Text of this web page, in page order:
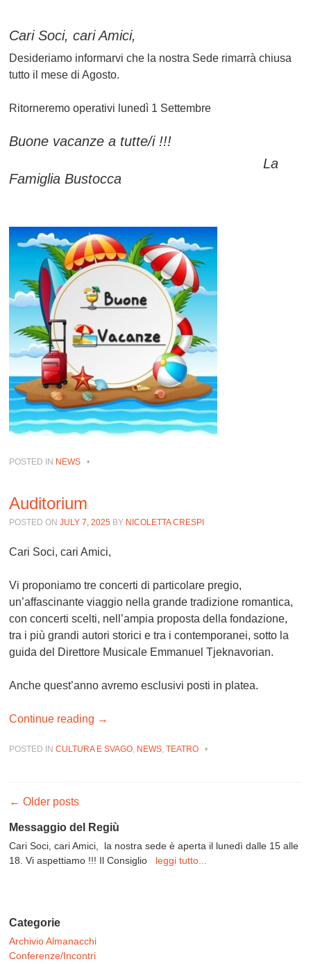
Cari Soci, cari Amici,
Desideriamo informarvi che la nostra Sede rimarrà chiusa
tutto il mese di Agosto.
Ritorneremo operativi lunedì 1 Settembre
Buone vacanze a tutte/i !!!
La
Famiglia Bustocca
POSTED IN NEWS •
Auditorium
POSTED ONJULY 7, 2025 BY NICOLETTA CRESPI
Cari Soci, cari Amici,
Vi proponiamo tre concerti di particolare pregio,
un’affascinante viaggio nella grande tradizione romantica,
con concerti scelti, nell’ampia proposta della fondazione,
tra i più grandi autori storici e tra i contemporanei, sotto la
guida del Direttore Musicale Emmanuel Tjeknavorian.
Anche quest’anno avremoesclusivi posti in platea.
Continue reading →
POSTED INCULTURA E SVAGO, NEWS,TEATRO •
Post navigation
← Older posts
Messaggio del Regiù
Cari Soci, cari Amici, la nostra sede è aperta il lunedì dalle 15 alle
18. Vi aspettiamo !!! Il Consiglio leggi tutto...
Categorie
Archivio Almanacchi
Conferenze/Incontri